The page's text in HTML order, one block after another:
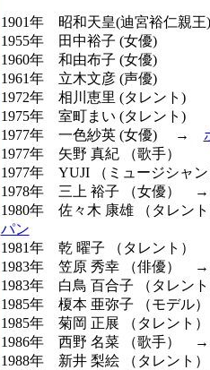
1901年 昭和天皇(迪宮裕仁親
1955年 田中裕子 (女優)
1960年 和由布子 (女優)
1961年 立木文彦 (声優)
1972年 相川恵里 (タレント)
1975年 室町まい (タレント)
1977年 一色紗英 (女優) →
1977年 矢野 真紀 （歌手）
1977年 YUJI （ミュージシ
1978年 三上 裕子 （女優）
1980年 佐々木 康雄 （タレ
パン
1981年 乾 曜子 （タレント
1983年 笠原 秀幸 （俳優）
1983年 白鳥 百合子 （タレ
1985年 榎本 亜弥子 （モデル）
1985年 菊岡 正展 （タレント）
1986年 西野 名菜 （歌手）
1988年 新井 梨絵 （タレント）